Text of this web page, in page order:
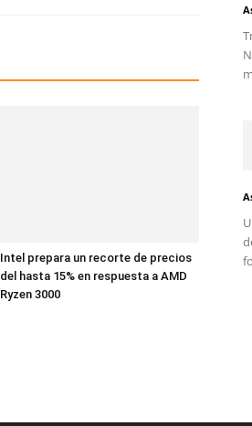
Intel prepara un recorte de precios
del hasta 15% en respuesta a AMD
Ryzen 3000